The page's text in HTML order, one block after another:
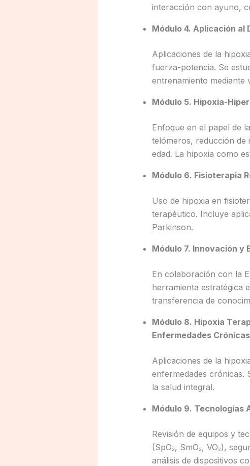
interacción con ayuno,
Módulo 4. Aplicación al
Aplicaciones de la
fuerza-potencia. Se
entrenamiento mediante
Módulo 5. Hipoxia-
Enfoque en el papel de
telómeros, reducción de
edad. La hipoxia como
Módulo 6. Fisioterapia
Uso de hipoxia en
terapéutico. Incluye
Parkinson.
Módulo 7. Innovación y
En colaboración con la
herramienta estratégica
transferencia de
Módulo 8. Hipoxia
Enfermedades Crónicas
Aplicaciones de la
enfermedades crónicas.
la salud integral.
Módulo 9. Tecnologías
Revisión de equipos y
(SpO₂, SmO₂, VO₂),
análisis de dispositivos